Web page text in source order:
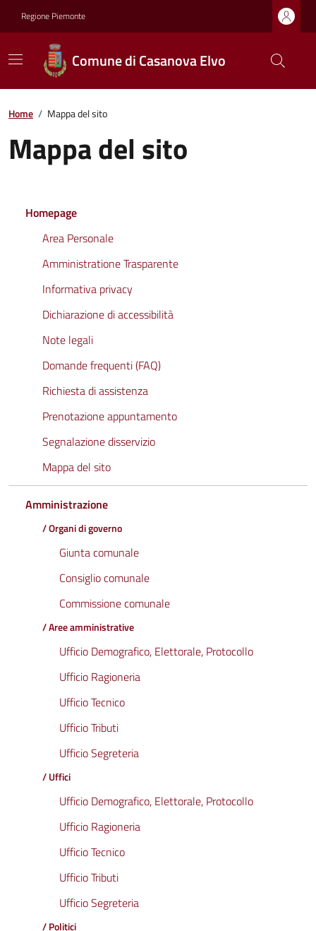
Regione Piemonte
Comune di Casanova Elvo
Home / Mappa del sito
Mappa del sito
Homepage
Area Personale
Amministratione Trasparente
Informativa privacy
Dichiarazione di accessibilità
Note legali
Domande frequenti (FAQ)
Richiesta di assistenza
Prenotazione appuntamento
Segnalazione disservizio
Mappa del sito
Amministrazione
/ Organi di governo
Giunta comunale
Consiglio comunale
Commissione comunale
/ Aree amministrative
Ufficio Demografico, Elettorale, Protocollo
Ufficio Ragioneria
Ufficio Tecnico
Ufficio Tributi
Ufficio Segreteria
/ Uffici
Ufficio Demografico, Elettorale, Protocollo
Ufficio Ragioneria
Ufficio Tecnico
Ufficio Tributi
Ufficio Segreteria
/ Politici